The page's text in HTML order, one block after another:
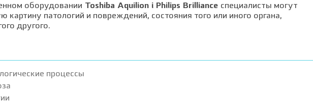
оборудовании Toshiba Aquilion і Philips Brilliance специалисты могут
картину патологий и повреждений, состояния того или иного органа,
другого.
процессы